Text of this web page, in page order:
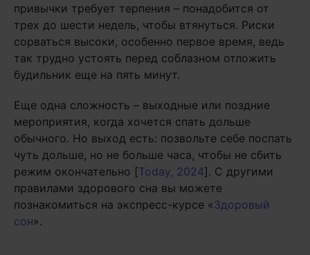
привычки требует терпения – понадобится от
трех до шести недель, чтобы втянуться. Риски
сорваться высоки, особенно первое время, ведь
так трудно устоять перед соблазном отложить
будильник еще на пять минут.
Еще одна сложность – выходные или поздние
мероприятия, когда хочется спать дольше
обычного. Но выход есть: позвольте себе поспать
чуть дольше, но не больше часа, чтобы не сбить
режим окончательно [Today, 2024]. С другими
правилами здорового сна вы можете
познакомиться на экспресс-курсе «Здоровый
сон».